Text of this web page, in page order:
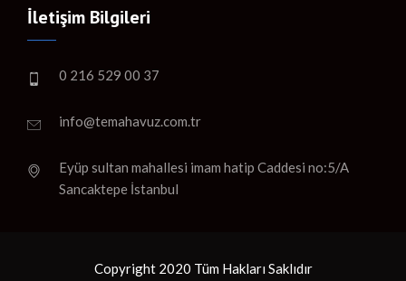
İletişim Bilgileri
0 216 529 00 37
info@temahavuz.com.tr
Eyüp sultan mahallesi imam hatip Caddesi no:5/A
Sancaktepe İstanbul
Copyright 2020 Tüm Hakları Saklıdır